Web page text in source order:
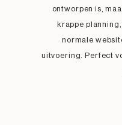
ontworpen is,
krappe
normale
uitvoering.
Perfect